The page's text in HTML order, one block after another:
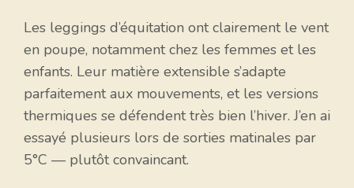
Les leggings d’équitation ont clairement le vent
en poupe, notamment chez les femmes et les
enfants. Leur matière extensible s’adapte
parfaitement aux mouvements, et les versions
thermiques se défendent très bien l’hiver. J’en ai
essayé plusieurs lors de sorties matinales par
5°C — plutôt convaincant.